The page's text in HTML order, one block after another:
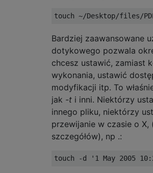
Bardziej zaawansowane
dotykowego pozwala
chcesz ustawić, zamiast
wykonania, ustawić
modyfikacji itp. To
jak -t i inni. Niektórzy
innego pliku, niektórzy
przewijanie w czasie o X,
szczegółów), np .: